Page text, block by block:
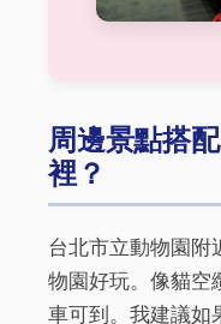
周邊景點搭
裡？
台北市立動物園附
物園好玩。像貓空
車可到。我建議如